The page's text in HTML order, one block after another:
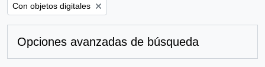
Remove filter:
Con objetos digitales
Opciones avanzadas de búsqueda